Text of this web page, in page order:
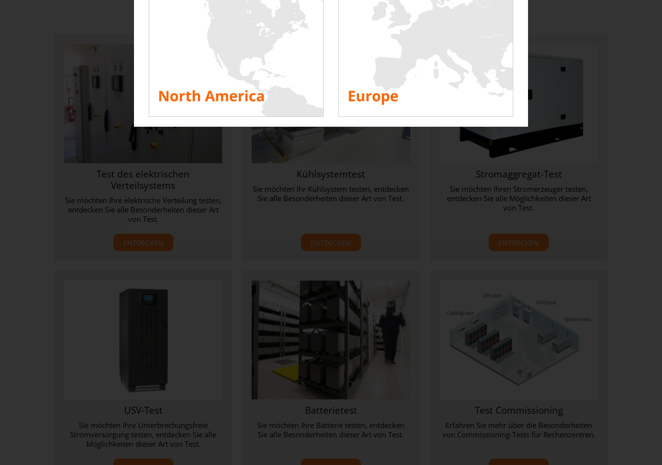
Test des elektrischen
Verteilsystems
Sie möchten Ihre elektrische Verteilung testen,
entdecken Sie alle Besonderheiten dieser Art
von Test.
ENTDECKEN
Kühlsystemtest
Sie möchten Ihr Kühlsystem testen, entdecken
Sie alle Besonderheiten dieser Art von Test.
ENTDECKEN
Stromaggregat-Test
Sie möchten Ihren Stromerzeuger testen,
entdecken Sie alle Möglichkeiten dieser Art
von Test.
ENTDECKEN
USV-Test
Sie möchten Ihre Unterbrechungsfreie
Stromversorgung testen, entdecken Sie alle
Möglichkeiten dieser Art von Test.
Batterietest
Sie möchten Ihre Batterie testen, entdecken
Sie alle Besonderheiten dieser Art von Test.
Test Commissioning
Erfahren Sie mehr über die Besonderheiten
von Commissioning-Tests für Rechenzentren.